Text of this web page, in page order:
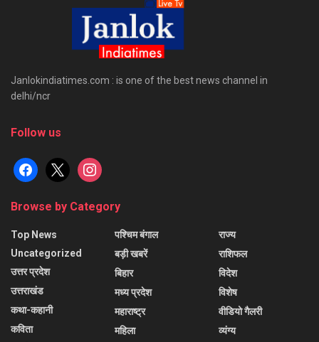
Janlokindiatimes.com : is one of the best news channel in
delhi/ncr
Follow us
facebook
x instagram
Browse by Category
Top News
Uncategorized
उत्तर प्रदेश
उत्तराखंड
कथा-कहानी
कविता
पश्चिम बंगाल
बड़ी खबरें
बिहार
मध्य प्रदेश
महाराष्ट्र
महिला
राज्य
राशिफल
विदेश
विशेष
वीडियो गैलरी
व्यंग्य